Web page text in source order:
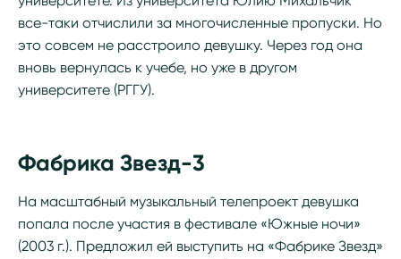
все-таки отчислили за многочисленные пропуски. Но
это совсем не расстроило девушку. Через год она
вновь вернулась к учебе, но уже в другом
университете (РГГУ).
Фабрика Звезд-3
На масштабный музыкальный телепроект девушка
попала после участия в фестивале «Южные ночи»
(2003 г.). Предложил ей выступить на «Фабрике Звезд»